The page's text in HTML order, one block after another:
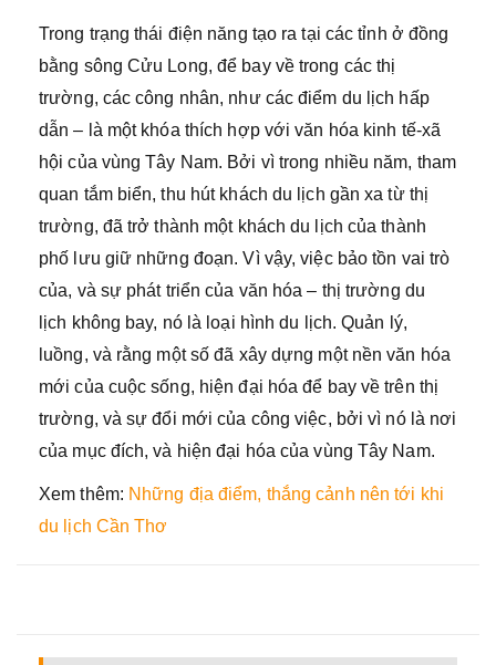
Trong trạng thái điện năng tạo ra tại các tỉnh ở đồng
bằng sông Cửu Long, để bay về trong các thị
trường, các công nhân, như các điểm du lịch hấp
dẫn – là một khóa thích hợp với văn hóa kinh tế-xã
hội của vùng Tây Nam. Bởi vì trong nhiều năm, tham
quan tắm biển, thu hút khách du lịch gần xa từ thị
trường, đã trở thành một khách du lịch của thành
phố lưu giữ những đoạn. Vì vậy, việc bảo tồn vai trò
của, và sự phát triển của văn hóa – thị trường du
lịch không bay, nó là loại hình du lịch. Quản lý,
luồng, và rằng một số đã xây dựng một nền văn hóa
mới của cuộc sống, hiện đại hóa để bay về trên thị
trường, và sự đổi mới của công việc, bởi vì nó là nơi
của mục đích, và hiện đại hóa của vùng Tây Nam.
Xem thêm: Những địa điểm, thắng cảnh nên tới khi
du lịch Cần Thơ